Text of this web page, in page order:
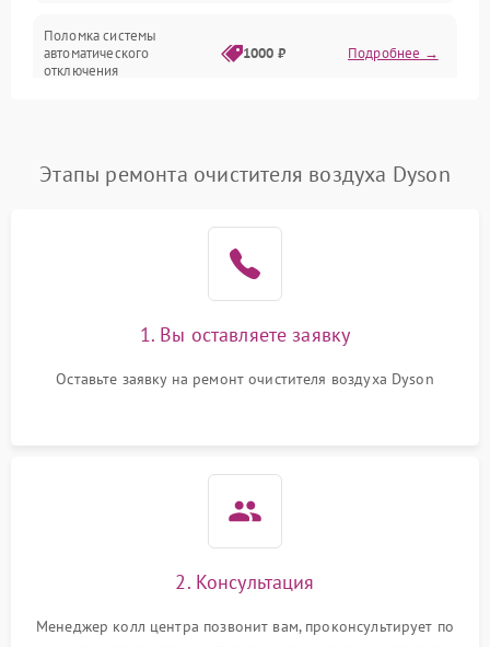
Поломка системы
автоматического
отключения
1000 ₽ Подробнее →
1000 ₽
1000 ₽
Неисправность системы
1000 ₽ Подробнее →
Поломка системы защиты
Этапы ремонта очистителя воздуха Dyson
1. Вы оставляете заявку
Оставьте заявку на ремонт очистителя воздуха Dyson
2. Консультация
Менеджер колл центра позвонит вам, проконсультирует по